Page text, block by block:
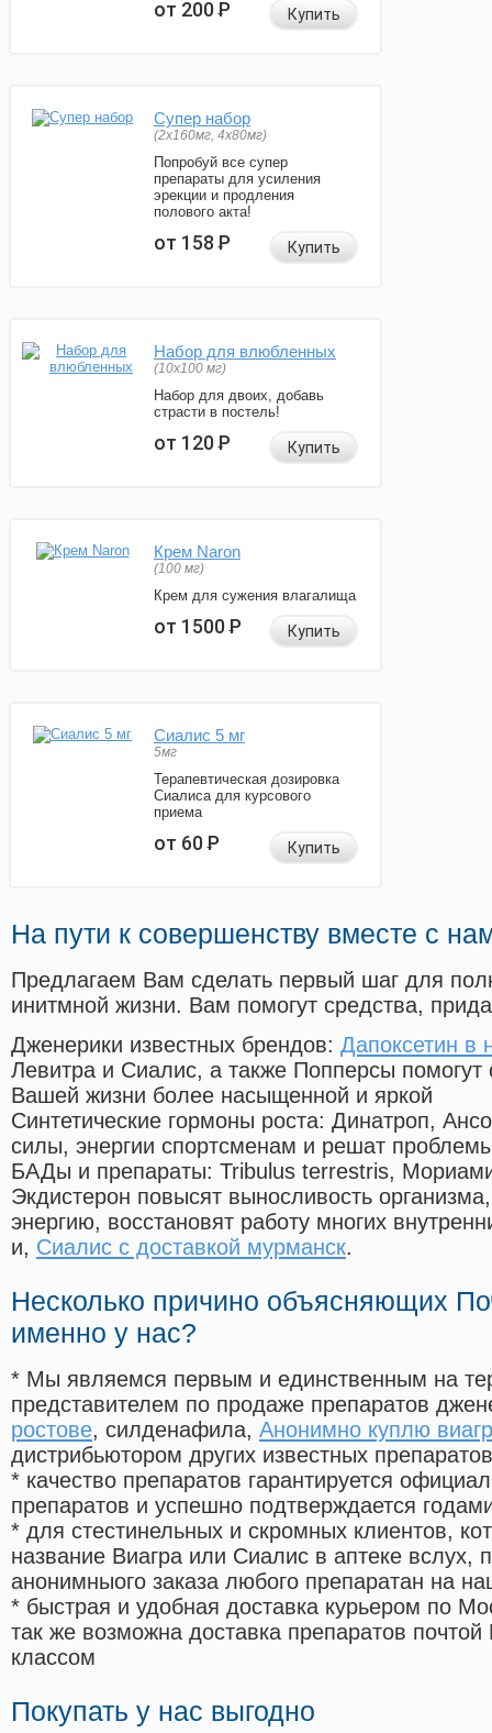
от 200Р Купить
Супер набор
(2х160мг, 4х80мг)
Попробуй все супер
препараты для усиления
эрекции и продления
полового акта!
от 158Р Купить
Набор для влюбленных
(10х100 мг)
Набор для двоих, добавь
страсти в постель!
от 120Р Купить
Крем Naron
(100 мг)
Крем для сужения влагалища
от 1500Р Купить
Сиалис 5 мг
5мг
Терапевтическая дозировка
Сиалиса для курсового
приема
от 60Р Купить
На пути к совершенству вместе с
Предлагаем Вам сделать первый шаг для
инитмной жизни. Вам помогут средства,
Дженерики известных брендов: Дапоксетин в
Левитра и Сиалис, а также Попперсы помогут
Вашей жизни более насыщенной и яркой
Синтетические гормоны роста: Динатроп,
силы, энергии спортсменам и решат
БАДы и препараты: Tribulus terrestris,
Экдистерон повысят выносливость
энергию, восстановят работу многих
и, Сиалис с доставкой мурманск.
Несколько причино объясняющих
именно у нас?
* Мы являемся первым и единственным на
представителем по продаже препаратов
ростове, силденафила, Анонимно куплю
дистрибьютором других известных препаратов
* качество препаратов гарантируется
препаратов и успешно подтверждается
* для стестинельных и скромных клиентов,
название Виагра или Сиалис в аптеке вслух,
анонимныого заказа любого препаратан на
* быстрая и удобная доставка курьером по
так же возможна доставка препаратов
классом
Покупать у нас выгодно